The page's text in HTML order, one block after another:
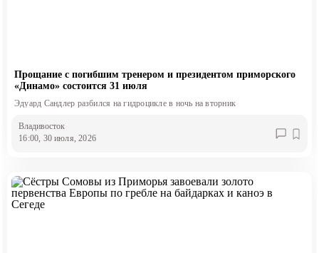
Прощание с погибшим тренером и президентом приморского
«Динамо» состоится 31 июля
Эдуард Сандлер разбился на гидроцикле в ночь на вторник
Владивосток
16:00, 30 июля, 2026